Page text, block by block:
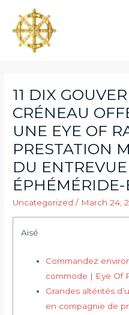
11 DIX
CRÉNEAU
UNE EYE OF
PRESTATION
DU
Uncategorized / March 24,
Aisé
Commandez
commode | Eye Of
Grandes altérités
en compagnie de